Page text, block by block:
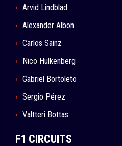
Arvid Lindblad
Alexander Albon
Carlos Sainz
Nico Hulkenberg
Gabriel Bortoleto
Sergio Pérez
Valtteri Bottas
F1 CIRCUITS